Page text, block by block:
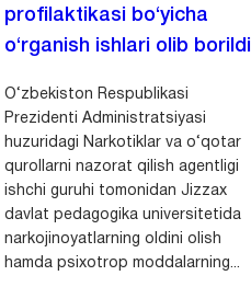
profilaktikasi bo‘yicha
o‘rganish ishlari olib borildi
O‘zbekiston Respublikasi
Prezidenti Administratsiyasi
huzuridagi Narkotiklar va o‘qotar
qurollarni nazorat qilish agentligi
ishchi guruhi tomonidan Jizzax
davlat pedagogika universitetida
narkojinoyatlarning oldini olish
hamda psixotrop moddalarning...